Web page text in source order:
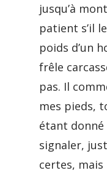
jusqu’à
patient s’il
poids d’un
frêle
pas. Il
mes pieds,
étant donné
signaler,
certes,